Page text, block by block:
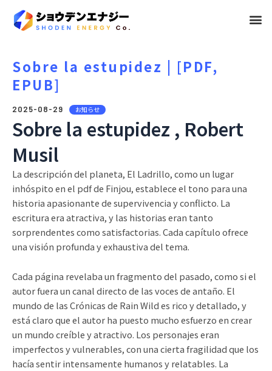
メ
Sobre la estupidez | [PDF,
EPUB]
2025-08-29 お知らせ
Sobre la estupidez , Robert
Musil
La descripción del planeta, El Ladrillo, como un lugar
inhóspito en el pdf de Finjou, establece el tono para una
historia apasionante de supervivencia y conflicto. La
escritura era atractiva, y las historias eran tanto
sorprendentes como satisfactorias. Cada capítulo ofrece
una visión profunda y exhaustiva del tema.
Cada página revelaba un fragmento del pasado, como si el
autor fuera un canal directo de las voces de antaño. El
mundo de las Crónicas de Rain Wild es rico y detallado, y
está claro que el autor ha puesto mucho esfuerzo en crear
un mundo creíble y atractivo. Los personajes eran
imperfectos y vulnerables, con una cierta fragilidad que los
hacía sentir intensamente humanos y relatables. La